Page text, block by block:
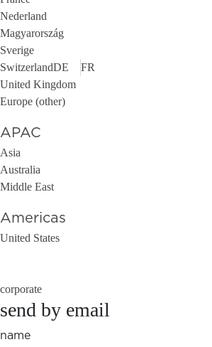
Nederland
Magyarország
Sverige
SwitzerlandDE
FR
United Kingdom
Europe (other)
APAC
Asia
Australia
Middle East
Americas
United States
corporate
send by email
name